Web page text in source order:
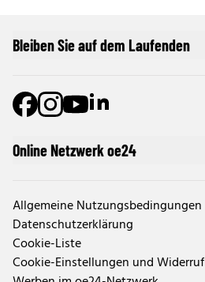
Online Netzwerk oe24
Allgemeine Nutzungsbedingungen
Datenschutzerklärung
Cookie-Liste
Cookie-Einstellungen und Widerruf
Bleiben Sie auf dem Laufenden